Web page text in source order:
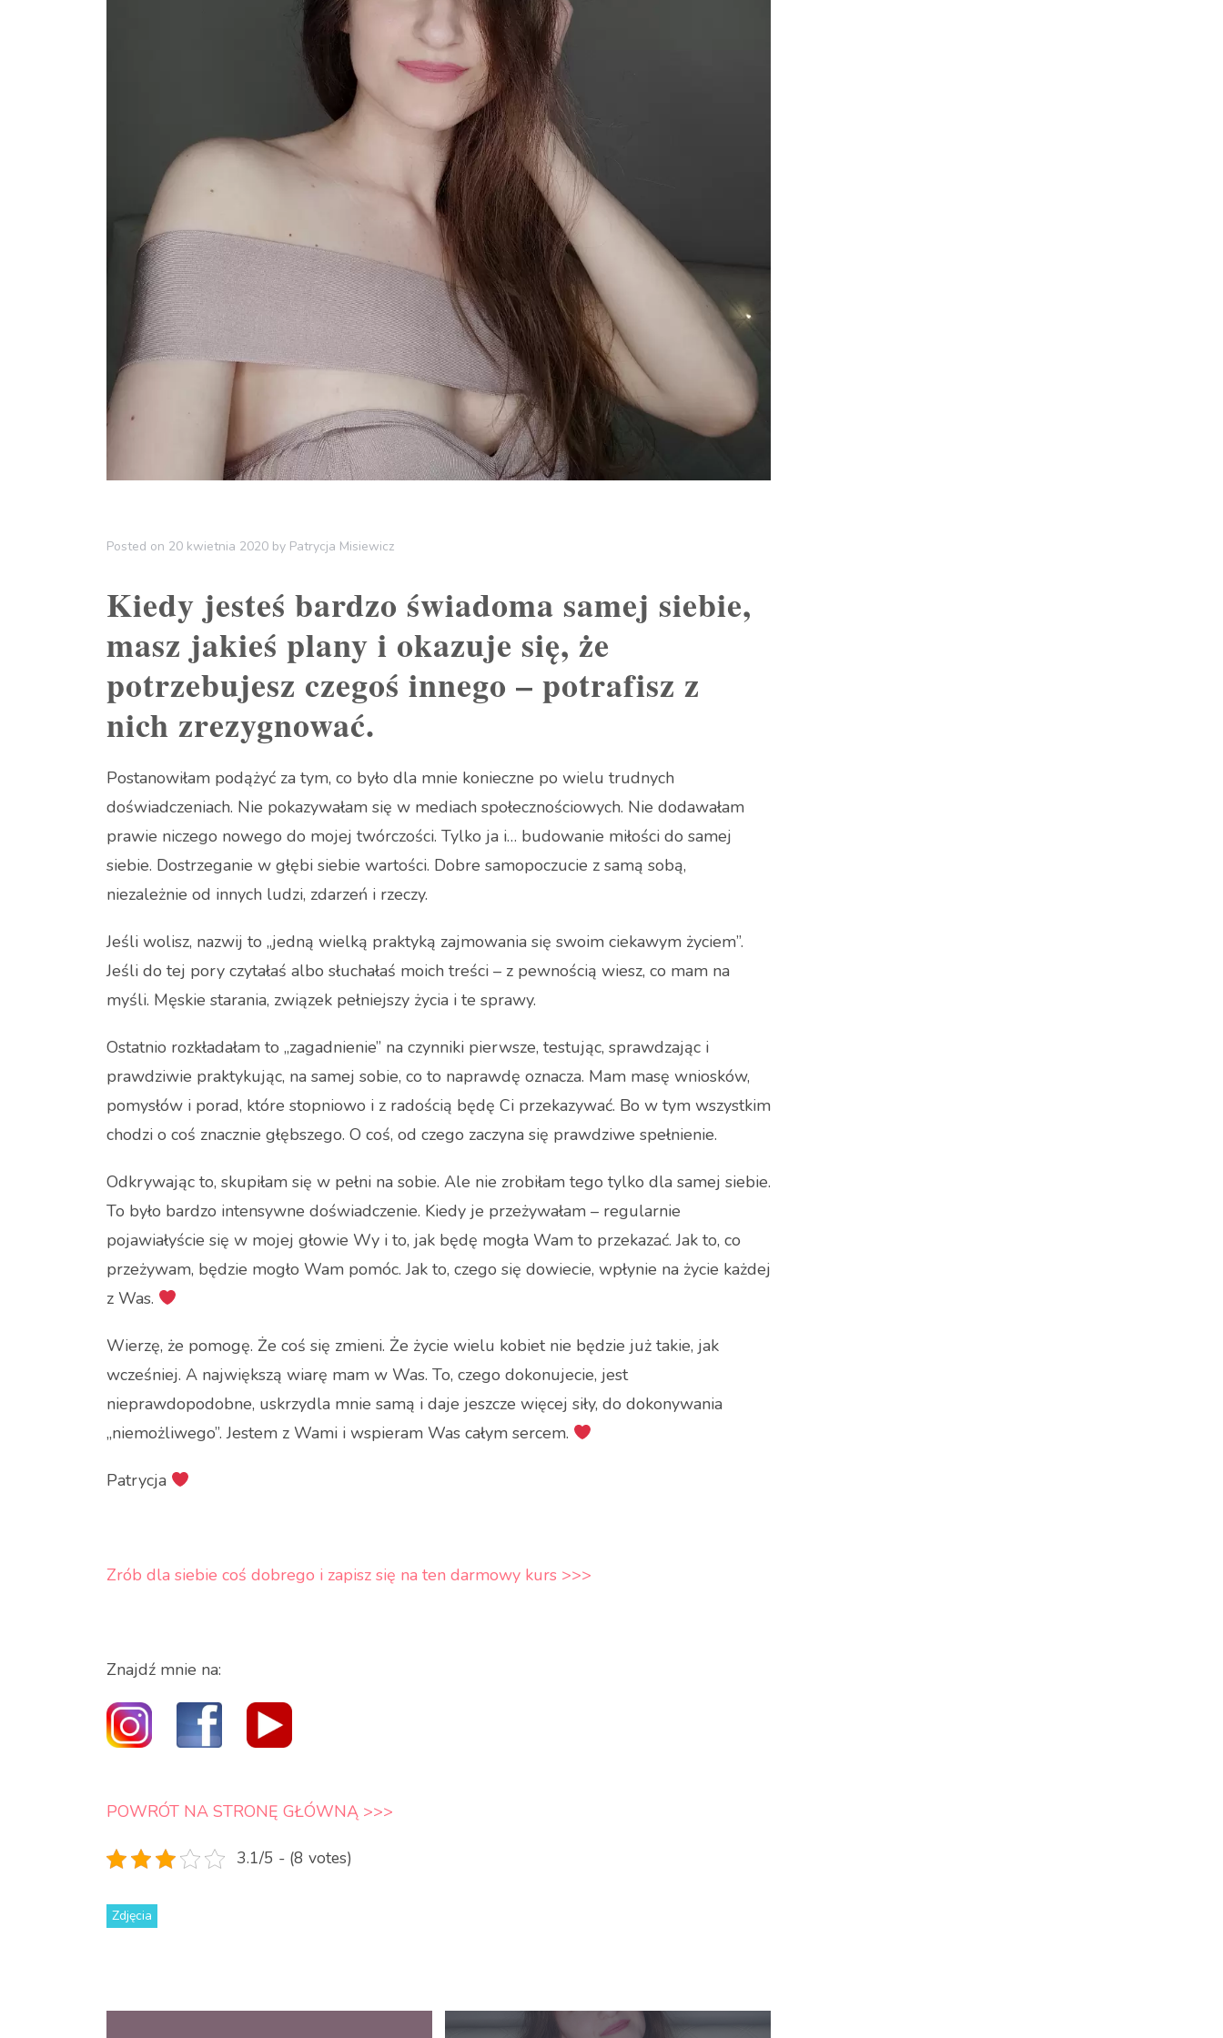
Posted on 20 kwietnia 2020 by Patrycja Misiewicz
Kiedy jesteś bardzo świadoma samej siebie,
masz jakieś plany i okazuje się, że
potrzebujesz czegoś innego – potrafisz z
nich zrezygnować.
Postanowiłam podążyć za tym, co było dla mnie konieczne po wielu trudnych
doświadczeniach. Nie pokazywałam się w mediach społecznościowych. Nie dodawałam
prawie niczego nowego do mojej twórczości. Tylko ja i… budowanie miłości do samej
siebie. Dostrzeganie w głębi siebie wartości. Dobre samopoczucie z samą sobą,
niezależnie od innych ludzi, zdarzeń i rzeczy.
Jeśli wolisz, nazwij to „jedną wielką praktyką zajmowania się swoim ciekawym życiem”.
Jeśli do tej pory czytałaś albo słuchałaś moich treści – z pewnością wiesz, co mam na
myśli. Męskie starania, związek pełniejszy życia i te sprawy.
Ostatnio rozkładałam to „zagadnienie” na czynniki pierwsze, testując, sprawdzając i
prawdziwie praktykując, na samej sobie, co to naprawdę oznacza. Mam masę wniosków,
pomysłów i porad, które stopniowo i z radością będę Ci przekazywać. Bo w tym wszystkim
chodzi o coś znacznie głębszego. O coś, od czego zaczyna się prawdziwe spełnienie.
Odkrywając to, skupiłam się w pełni na sobie. Ale nie zrobiłam tego tylko dla samej siebie.
To było bardzo intensywne doświadczenie. Kiedy je przeżywałam – regularnie
pojawiałyście się w mojej głowie Wy i to, jak będę mogła Wam to przekazać. Jak to, co
przeżywam, będzie mogło Wam pomóc. Jak to, czego się dowiecie, wpłynie na życie każdej
z Was.
Wierzę, że pomogę. Że coś się zmieni. Że życie wielu kobiet nie będzie już takie, jak
wcześniej. A największą wiarę mam w Was. To, czego dokonujecie, jest
nieprawdopodobne, uskrzydla mnie samą i daje jeszcze więcej siły, do dokonywania
„niemożliwego”. Jestem z Wami i wspieram Was całym sercem.
Patrycja
Zrób dla siebie coś dobrego i zapisz się na ten darmowy kurs >>>
Znajdź mnie na:
POWRÓT NA STRONĘ GŁÓWNĄ >>>
3.1/5 - (8 votes)
Zdjęcia